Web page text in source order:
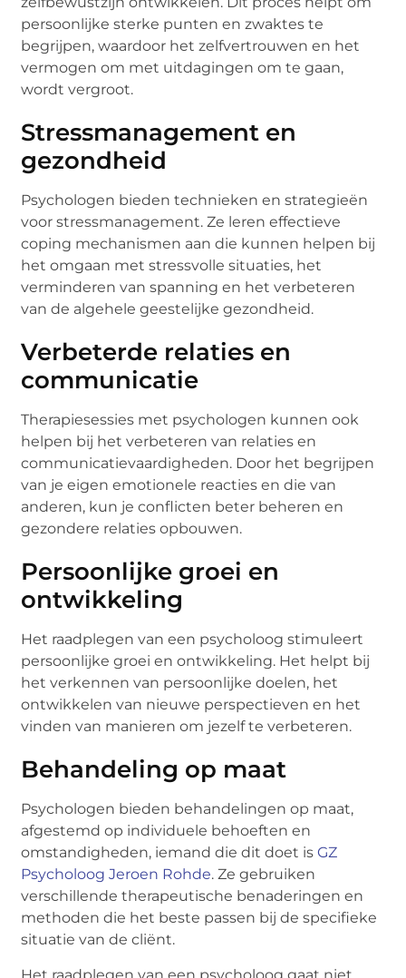
persoonlijke sterke punten en zwaktes te
begrijpen, waardoor het zelfvertrouwen en het
vermogen om met uitdagingen om te gaan,
wordt vergroot.
Stressmanagement en
gezondheid
Psychologen bieden technieken en strategieën
voor stressmanagement. Ze leren effectieve
coping mechanismen aan die kunnen helpen bij
het omgaan met stressvolle situaties, het
verminderen van spanning en het verbeteren
van de algehele geestelijke gezondheid.
Verbeterde relaties en
communicatie
Therapiesessies met psychologen kunnen ook
helpen bij het verbeteren van relaties en
communicatievaardigheden. Door het begrijpen
van je eigen emotionele reacties en die van
anderen, kun je conflicten beter beheren en
gezondere relaties opbouwen.
Persoonlijke groei en
ontwikkeling
Het raadplegen van een psycholoog stimuleert
persoonlijke groei en ontwikkeling. Het helpt bij
het verkennen van persoonlijke doelen, het
ontwikkelen van nieuwe perspectieven en het
vinden van manieren om jezelf te verbeteren.
Behandeling op maat
Psychologen bieden behandelingen op maat,
afgestemd op individuele behoeften en
omstandigheden, iemand die dit doet isGZ
Psycholoog Jeroen Rohde. Ze gebruiken
verschillende therapeutische benaderingen en
methoden die het beste passen bij de specifieke
situatie van de cliënt.
Het raadplegen van een psycholoog gaat niet